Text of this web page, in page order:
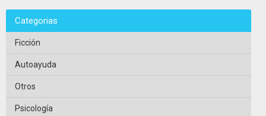
Categorias
Ficción
Autoayuda
Otros
Psicología